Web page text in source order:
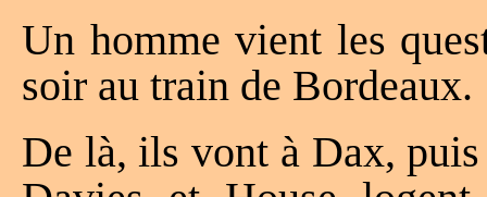
Un homme vient les
soir au train de Bordeaux.
De là, ils vont à Dax,